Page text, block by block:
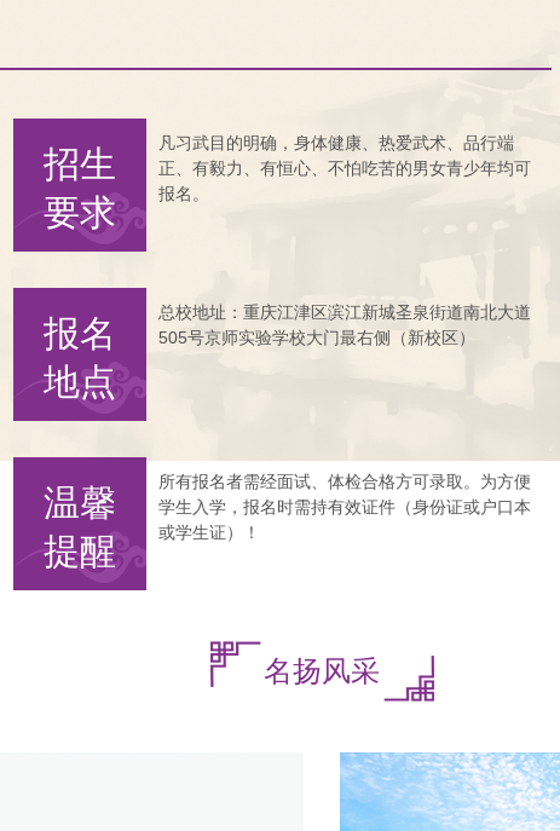
招生
要求
凡习武目的明确，身体健康、热爱武术、品行端
正、有毅力、有恒心、不怕吃苦的男女青少年均可
报名。
报名
地点
总校地址：重庆江津区滨江新城圣泉街道南北大道
505号京师实验学校大门最右侧（新校区）
温馨
提醒
所有报名者需经面试、体检合格方可录取。为方便
学生入学，报名时需持有效证件（身份证或户口本
或学生证）！
名扬风采